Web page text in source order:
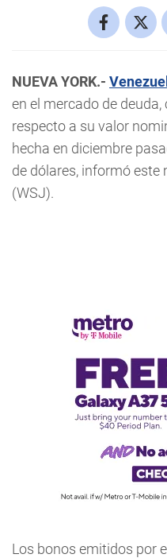
NUEVA YORK.-
en el mercado de
respecto a su valor
hecha en diciembre
de dólares, informó este
(WSJ).
Los bonos emitidos por